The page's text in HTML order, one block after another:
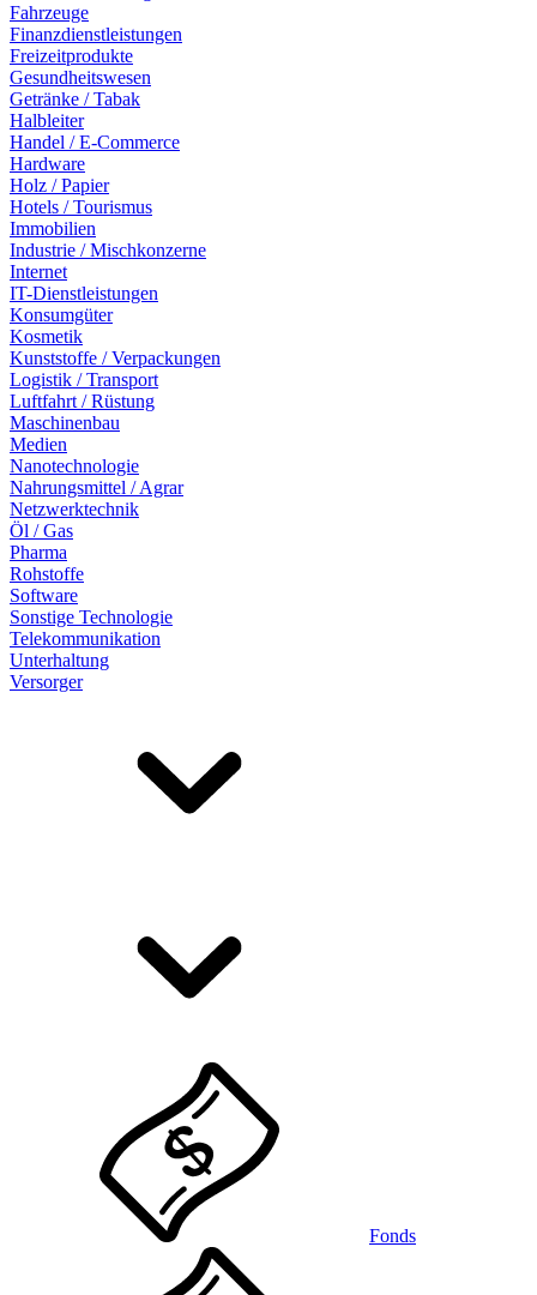
Fahrzeuge
Finanzdienstleistungen
Freizeitprodukte
Gesundheitswesen
Getränke / Tabak
Halbleiter
Handel / E-Commerce
Hardware
Holz / Papier
Hotels / Tourismus
Immobilien
Industrie / Mischkonzerne
Internet
IT-Dienstleistungen
Konsumgüter
Kosmetik
Kunststoffe / Verpackungen
Logistik / Transport
Luftfahrt / Rüstung
Maschinenbau
Medien
Nanotechnologie
Nahrungsmittel / Agrar
Netzwerktechnik
Öl / Gas
Pharma
Rohstoffe
Software
Sonstige Technologie
Telekommunikation
Unterhaltung
Versorger
Fonds